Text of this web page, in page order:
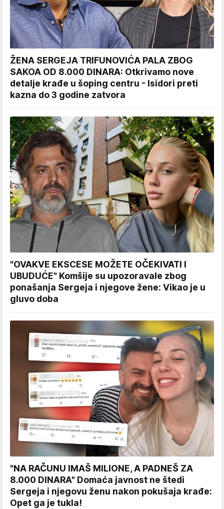
ŽENA SERGEJA TRIFUNOVIĆA PALA ZBOG
SAKOA OD 8.000 DINARA: Otkrivamo nove
detalje krađe u šoping centru - Isidori preti
kazna do 3 godine zatvora
"OVAKVE EKSCESE MOŽETE OČEKIVATI I
UBUDUĆE" Komšije su upozoravale zbog
ponašanja Sergeja i njegove žene: Vikao je u
gluvo doba
"NA RAČUNU IMAŠ MILIONE, A PADNEŠ ZA
8.000 DINARA" Domaća javnost ne štedi
Sergeja i njegovu ženu nakon pokušaja krađe:
Opet ga je tukla!